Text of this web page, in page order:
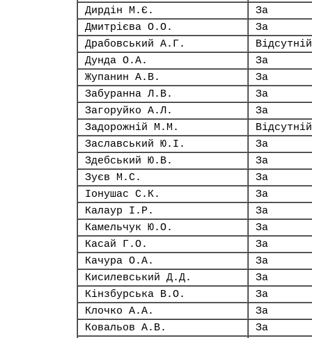
Дирдін М.Є.
За
Дмитрієва О.О.
За
Драбовський А.Г.
Відсутній
Дунда О.А.
За
Жупанин А.В.
За
Забуранна Л.В.
За
Загоруйко А.Л.
За
Задорожній М.М.
Відсутній
Заславський Ю.І.
За
Здебський Ю.В.
За
Зуєв М.С.
За
Іонушас С.К.
За
Калаур І.Р.
За
Камельчук Ю.О.
За
Касай Г.О.
За
Качура О.А.
За
Кисилевський Д.Д.
За
Кінзбурська В.О.
За
Клочко А.А.
За
Ковальов А.В.
За